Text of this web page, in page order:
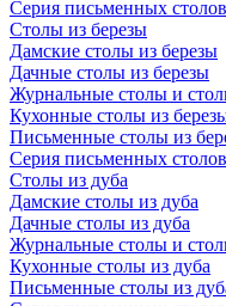
Серия письменных
Столы из березы
Дамские столы из березы
Дачные столы из березы
Журнальные столы и
Кухонные столы из
Письменные столы из
Серия письменных
Столы из дуба
Дамские столы из дуба
Дачные столы из дуба
Журнальные столы и
Кухонные столы из дуба
Письменные столы из